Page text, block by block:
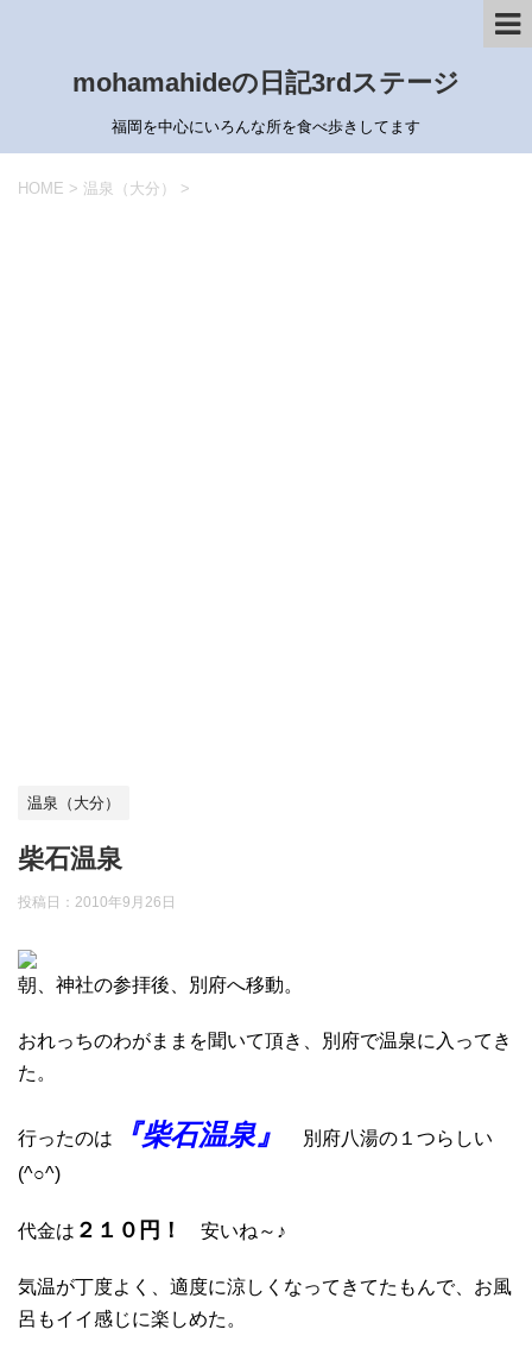
mohamahideの日記3rdステージ
福岡を中心にいろんな所を食べ歩きしてます
HOME > 温泉（大分） >
温泉（大分）
柴石温泉
投稿日： 2010年9月26日
朝、神社の参拝後、別府へ移動。
おれっちのわがままを聞いて頂き、別府で温泉に入ってき
た。
行ったのは 『柴石温泉』
別府八湯の１つらしい
(^○^)
代金は ２１０円！ 安いね～♪
気温が丁度よく、適度に涼しくなってきてたもんで、お風
呂もイイ感じに楽しめた。